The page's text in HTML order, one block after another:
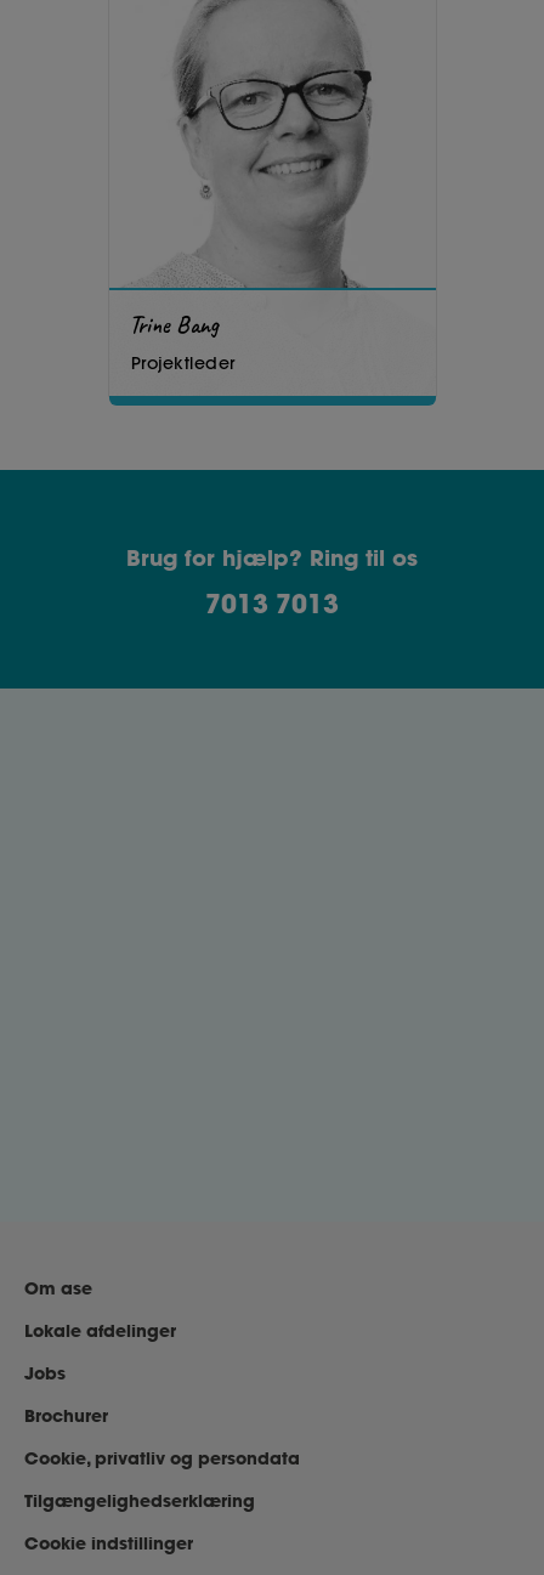
Trine Bang
Projektleder
Brug for hjælp? Ring til os
7013 7013
Om ase
Lokale afdelinger
Jobs
Brochurer
Cookie, privatliv og persondata
Tilgængelighedserklæring
Cookie indstillinger